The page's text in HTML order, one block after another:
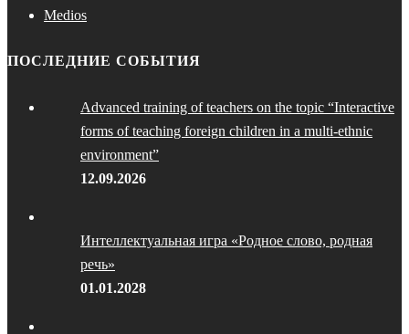
Medios
ПОСЛЕДНИЕ СОБЫТИЯ
Advanced training of teachers on the topic “Interactive
forms of teaching foreign children in a multi-ethnic
environment”
12.09.2026
Интеллектуальная игра «Родное слово, родная
речь»
01.01.2028